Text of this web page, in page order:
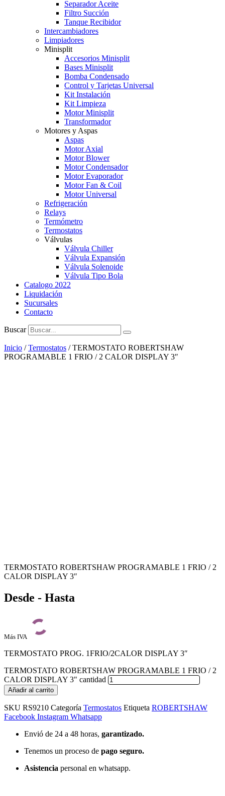
Separador Aceite
Filtro Succión
Tanque Recibidor
Intercambiadores
Limpiadores
Minisplit
Accesorios Minisplit
Bases Minisplit
Bomba Condensado
Control y Tarjetas Universal
Kit Instalación
Kit Limpieza
Motor Minisplit
Transformador
Motores y Aspas
Aspas
Motor Axial
Motor Blower
Motor Condensador
Motor Evaporador
Motor Fan & Coil
Motor Universal
Refrigeración
Relays
Termómetro
Termostatos
Válvulas
Válvula Chiller
Válvula Expansión
Válvula Solenoide
Válvula Tipo Bola
Catalogo 2022
Liquidación
Sucursales
Contacto
Buscar
Inicio /Termostatos / TERMOSTATO ROBERTSHAW
PROGRAMABLE 1 FRIO / 2 CALOR DISPLAY 3″
TERMOSTATO ROBERTSHAW PROGRAMABLE 1 FRIO / 2
CALOR DISPLAY 3″
Desde - Hasta
Más IVA
TERMOSTATO PROG. 1FRIO/2CALOR DISPLAY 3″
TERMOSTATO ROBERTSHAW PROGRAMABLE 1 FRIO / 2
CALOR DISPLAY 3" cantidad
Añadir al carrito
SKU RS9210 Categoría Termostatos Etiqueta ROBERTSHAW
Facebook Instagram Whatsapp
Envió de 24 a 48 horas, garantizado.
Tenemos un proceso de pago seguro.
Asistencia personal en whatsapp.